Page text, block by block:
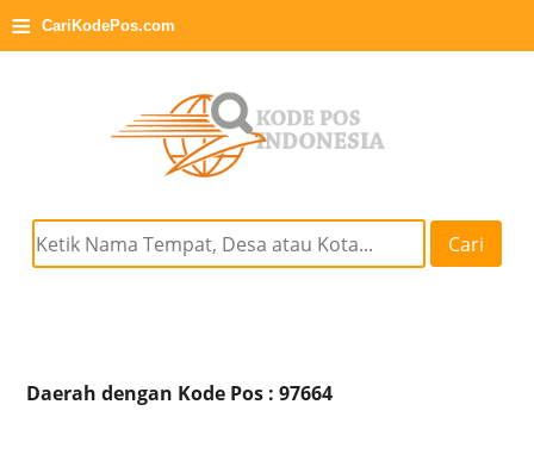
≡ CariKodePos.com
Cari
Daerah dengan Kode Pos : 97664